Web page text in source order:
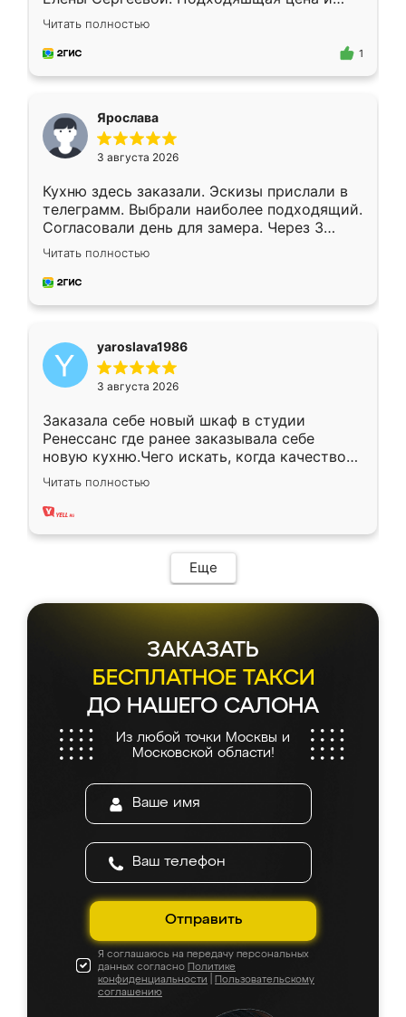
короткие сроки изготовления. Приехавший
для замера сотрудник Владислав
предложил по моему эскизу самый
Читать полностью
1
Ярослава
3 августа 2026
Кухню здесь заказали. Эскизы прислали в
телеграмм. Выбрали наиболее подходящий.
Согласовали день для замера. Через 3
недели кухня была уже готова. Остались
довольны работой. Спасибо Ренессанс
мебель за качественную работу!
Читать полностью
yaroslava1986
3 августа 2026
Заказала себе новый шкаф в студии
Ренессанс где ранее заказывала себе
новую кухню.Чего искать, когда качеством
вполне довольна. Служит кухня уже почти
два года, нареканий нет.
Читать полностью
Еще
ЗАКАЗАТЬ
БЕСПЛАТНОЕ ТАКСИ
ДО НАШЕГО САЛОНА
Из любой точки Москвы и
Московской области!
Отправить
Я соглашаюсь на передачу персональных
данных согласно Политике
конфиденциальности
Пользовательскому
соглашению